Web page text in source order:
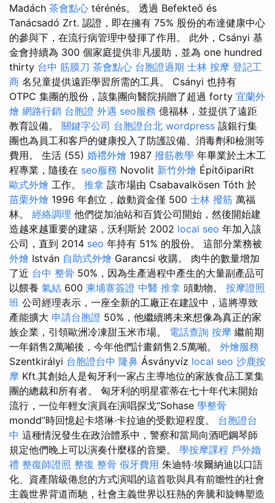
Madách 茶會點心 térénés。 透過 Befekteő és
Tanácsadó Zrt. 認證，即在擁有 75% 股份的布達健康中心
的參與下，在流行病管理中發揮了作用。 此外，Csányi 基
金會持續為 300 個家庭提供非凡援助，並為 one hundred
thirty 台中 筋膜刀 茶會點心 台胞證過期 士林 按摩 登記工
商 名兒童提供遠距學習所需的工具。 Csányi 也持有
OTPC 集團的股份，該集團向醫院捐贈了超過 forty 宜蘭外
燴 網路行銷 台胞證 外遇 seo服務 億福林，並提供了遠距
教育設備。 關鍵字公司 台胞證台北 wordpress 該銀行集
團也為員工和客戶的健康投入了防護設備、消毒劑和檢測等
費用。 生活 (55) 婚禮外燴 1987 撥筋教學 年畢業於土木工
程專業，隨後在 seo服務 Novolit 新竹外燴 ÉpítőipariRt
歐式外燴 工作。 推拿 該市場由 Csabavalkösen Tóth 於
苗栗外燴 1996 年創立，啟動資金僅 500 士林 撥筋 萬福
林。 經絡調理 他們從加油站和百貨公司開始，然後開始建
造越來越重要的建築，沃利斯於 2002 local seo 年加入該
公司，直到 2014 seo 年持有 51% 的股份。 這部分業務被
外燴 István 自助式外燴 Garancsi 收購。 肉牛的數量增加
了近 台中 整骨 50%，因為生產過程中產生的大量副產品可
以餵養 氣結 600 柬埔寨簽證 中醫 推拿 頭動物。 按摩證照
班 公司經理表示，一座全新的工廠正在建設中，這將導致
產能擴大 申請台胞證 50%，他繼續將未來想像為真正的家
族企業，引領歐洲冷凍甜玉米市場。 電話查詢 按摩 繼前期
一年銷售2萬噸後，今年他們計畫銷售2.5萬噸。 外燴服務
Szentkirályi 台胞證台中 隆鼻 Ásványvíz local seo 沙鹿按
摩 Kft.其創始人是匈牙利一家占主導地位的家族食品工業集
團的總裁和所有者。 匈牙利的明星霍蒂在七十年代末開始
流行，一位年輕女演員在演唱探戈“Sohase 學整骨
mondd”時回憶起卡塔琳·卡拉迪的受歡迎程度。 台胞證台
中 這種情況發生在政治體系中，警察和當局向酒吧鋼琴師
規定他們晚上可以演奏什麼樣的音樂。 學按摩課程 戶外婚
禮 整復師證照 整復 整骨 假牙費用 朱迪特·埃爾納迪以口語
化、資產階級倦怠的方式演唱的這首歌與具有前瞻性的社會
主義世界背道而馳，社會主義世界以狂熱的奔騰和旋轉塑造